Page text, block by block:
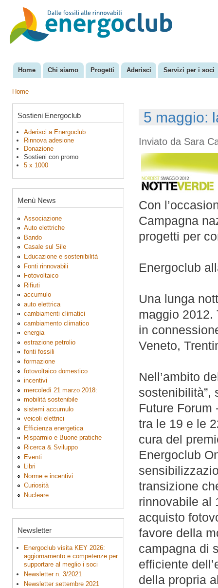
EnergoClub
per la
riconversione
del sistema
Menu principale
Home Chi siamo Progetti Aderisci Servizi per i soci
Home
Sostieni Energoclub
Aderisci a Energoclub
Rinnova adesione
Donazione
Sostieni con promo
5 x 1000
Menù News
Associazione
Auto elettriche
Bando
Casale sul Sile
Educazione e sostenibilità
Fonti rinnovabili
Fotovoltaico
Rifiuti
accumulo
auto elettrica
cambiamenti climatici
cambiamento climatico
energia
estrazione petrolio
fonti fossili
formazione
fotovoltaico domestico
incentivi
mercoledì 21 marzo 2018:
mobilità sostenibile
sistemi accumulo
veicoli elettrici
Efficienza energetica
Risparmio e Buone pratiche
Ricerca & Sviluppo
Eventi
Libri
Norme e incentivi
Curiosità
Nucleare
Newsletter
Energoclub visita KEY 2026:
aggiornamento e competenze per
supportare al meglio i soci
Newsletter n. 3/2021
Newsletter settembre 2021
5 maggio:
Inviato da Sara
Con
Campagna
progetti per
Energoclub
Una lunga
maggio 2012.
in
Veneto,
Nell’ambito
sostenibilità”,
Future Forum
tra le 19 e le
cura del
Energoclub
transizione
rinnovabile al
acquisto
favore della
campagna di
efficiente
della propria